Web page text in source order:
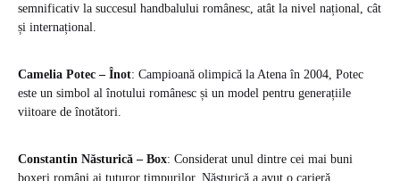
semnificativ la succesul handbalului românesc, atât la nivel național, cât
și internațional.
Camelia Potec – Înot: Campioană olimpică la Atena în 2004, Potec
este un simbol al înotului românesc și un model pentru generațiile
viitoare de înotători.
Constantin Năsturică – Box: Considerat unul dintre cei mai buni
boxeri români ai tuturor timpurilor, Năsturică a avut o carieră